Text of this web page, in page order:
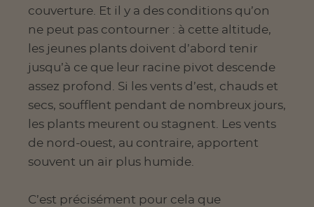
couverture. Et il y a des conditions qu’on
ne peut pas contourner : à cette altitude,
les jeunes plants doivent d’abord tenir
jusqu’à ce que leur racine pivot descende
assez profond. Si les vents d’est, chauds et
secs, soufflent pendant de nombreux jours,
les plants meurent ou stagnent. Les vents
de nord-ouest, au contraire, apportent
souvent un air plus humide.
C’est précisément pour cela que